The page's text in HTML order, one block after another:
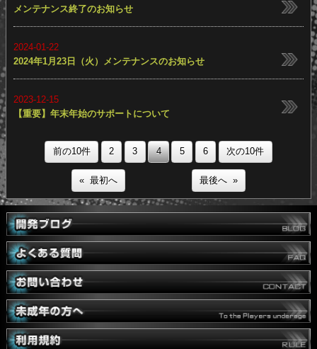
2024年4月11日（木）メンテナンスのお知らせ
2024-01-23
メンテナンス終了のお知らせ
2024-01-22
2024年1月23日（火）メンテナンスのお知らせ
2023-12-15
【重要】年末年始のサポートについて
前の10件 2 3 4 5 6 次の10件
« 最初へ 最後へ »